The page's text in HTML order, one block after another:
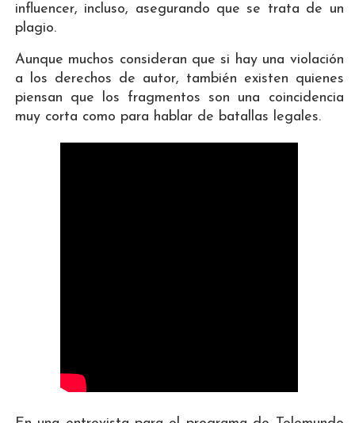
influencer, incluso, asegurando que se trata de un
plagio.
Aunque muchos consideran que si hay una violación
a los derechos de autor, también existen quienes
piensan que los fragmentos son una coincidencia
muy corta como para hablar de batallas legales.